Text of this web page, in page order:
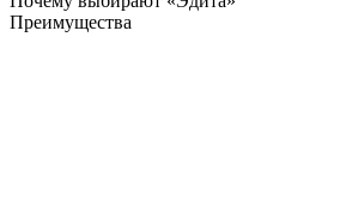
Преимущества